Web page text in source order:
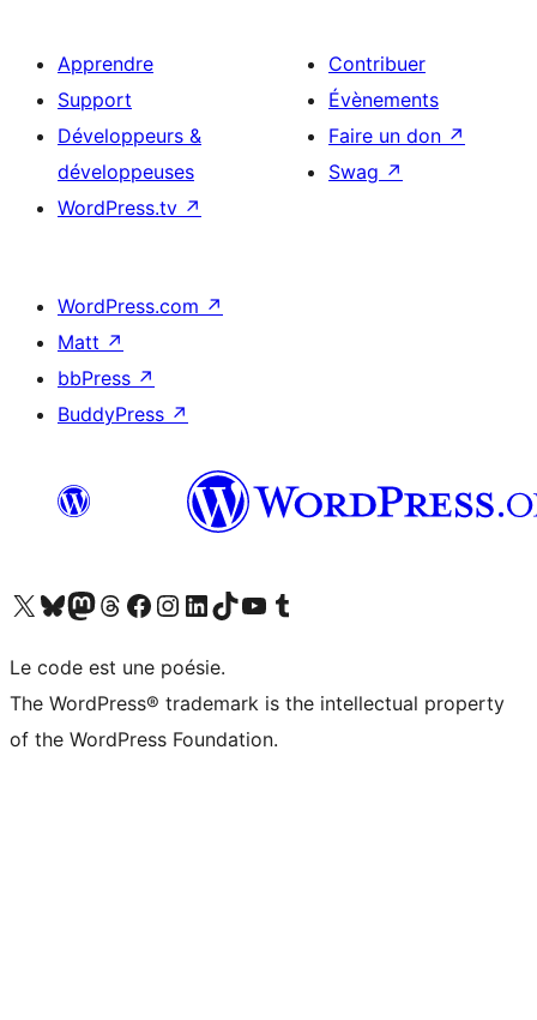
Apprendre
Support
Développeurs &
développeuses
WordPress.tv ↗
Contribuer
Évènements
Faire un don ↗
Swag ↗
WordPress.com ↗
Matt ↗
bbPress ↗
BuddyPress ↗
Visitez notre compte X (précédemment Twitter)
Visiter notre compte Bluesky
Visiter notre compte Mastodon
Visiter notre compte Threads
Consulter notre compte Facebook
Consulter notre compte Instagram
Consulter notre compte LinkedIn
Visiter notre compte TokTok
Visiter notre chaîne YouTube
Visiter notre compte Tumblr
Le code est une poésie.
The WordPress® trademark is the intellectual property
of the WordPress Foundation.